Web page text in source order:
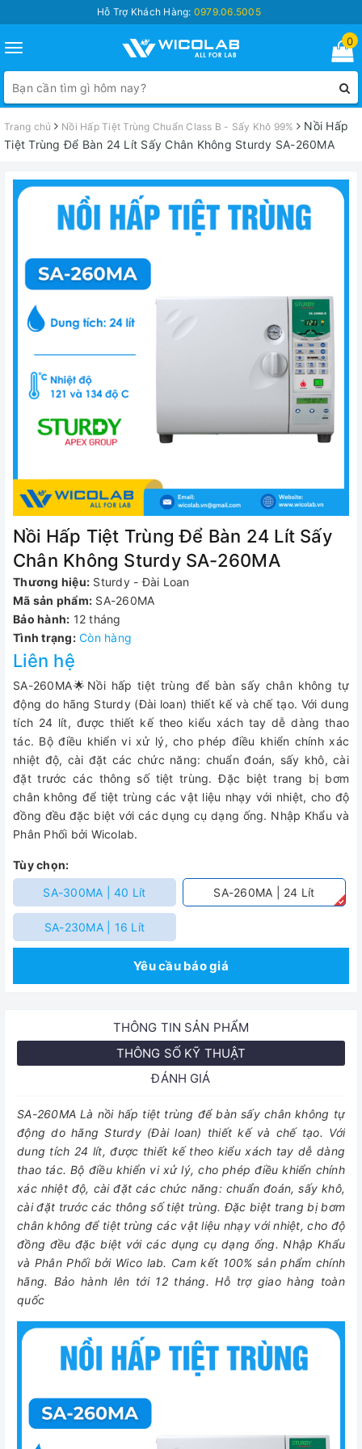
Hỗ Trợ Khách Hàng: 0979.06.5005
Toggle
navigation
0
Trang chủ Nồi Hấp Tiệt Trùng Chuẩn Class B - Sấy Khô 99%
Nồi Hấp
Tiệt Trùng Để Bàn 24 Lít Sấy Chân Không Sturdy SA-260MA
Nồi Hấp Tiệt Trùng Để Bàn 24 Lít Sấy
Chân Không Sturdy SA-260MA
Thương hiệu: Sturdy - Đài Loan
Mã sản phẩm: SA-260MA
Bảo hành: 12 tháng
Tình trạng: Còn hàng
Liên hệ
SA-260MA🌟Nồi hấp tiệt trùng để bàn sấy chân không tự
động do hãng Sturdy (Đài loan) thiết kế và chế tạo. Với dung
tích 24 lít, được thiết kế theo kiểu xách tay dễ dàng thao
tác. Bộ điều khiển vi xử lý, cho phép điều khiển chính xác
nhiệt độ, cài đặt các chức năng: chuẩn đoán, sấy khô, cài
đặt trước các thông số tiệt trùng. Đặc biệt trang bị bơm
chân không để tiệt trùng các vật liệu nhạy với nhiệt, cho độ
đồng đều đặc biệt với các dụng cụ dạng ống. Nhập Khẩu và
Phân Phối bởi Wicolab.
Tùy chọn:
SA-300MA | 40 Lít
SA-260MA | 24 Lít
SA-230MA | 16 Lít
Yêu cầu báo giá
THÔNG TIN SẢN PHẨM
THÔNG SỐ KỸ THUẬT
ĐÁNH GIÁ
SA-260MA Là nồi hấp tiệt trùng để bàn sấy chân không tự
động do hãng Sturdy (Đài loan) thiết kế và chế tạo. Với
dung tích 24 lít, được thiết kế theo kiểu xách tay dễ dàng
thao tác. Bộ điều khiển vi xử lý, cho phép điều khiển chính
xác nhiệt độ, cài đặt các chức năng: chuẩn đoán, sấy khô,
cài đặt trước các thông số tiệt trùng. Đặc biệt trang bị bơm
chân không để tiệt trùng các vật liệu nhạy với nhiệt, cho độ
đồng đều đặc biệt với các dụng cụ dạng ống. Nhập Khẩu
và Phân Phối bởi Wico lab. Cam kết 100% sản phẩm chính
hãng. Bảo hành lên tới 12 tháng. Hỗ trợ giao hàng toàn
quốc